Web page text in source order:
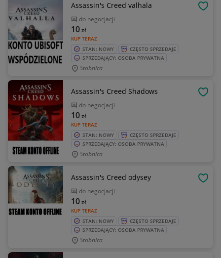
Assassin's Creed valhala
do negocjacji
KUP TERAZ
10zł
STAN: NOWY
CZĘSTO SPRZEDAJE
SPRZEDAJĄCY: OSOBA PRYWATNA
Stobnica
Assassin's Creed Shadows
do negocjacji
KUP TERAZ
10zł
STAN: NOWY
CZĘSTO SPRZEDAJE
SPRZEDAJĄCY: OSOBA PRYWATNA
Stobnica
Assassin's Creed odysey
do negocjacji
KUP TERAZ
10zł
STAN: NOWY
CZĘSTO SPRZEDAJE
SPRZEDAJĄCY: OSOBA PRYWATNA
Stobnica